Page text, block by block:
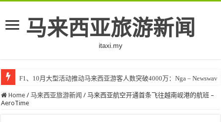
马来西亚旅游新闻
itaxi.my
F1、10月大型活动推动马来西亚游客人数突破4000万：Nga – Newswav
Home / 马来西亚旅游新闻 / 马来西亚航空开通首条飞往越南岘港的航班 –
AeroTime